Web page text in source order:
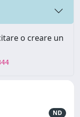
o creare un
ND